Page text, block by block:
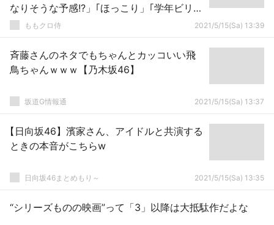
なりそうな予感!?」｢ほっこり」｢学年ビリだ
ったあーりん」
ももクロ侍 2021/5/15(Sa) 13:39
斉藤さんのネタでもちゃんとカッコいい飛
鳥ちゃんｗｗｗ【乃木坂46】
坂道G情報通 2021/5/15(Sa) 13:37
【日向坂46】濱家さん、アイドルと共演する
ときの本音がこちらw
日向坂46まとめもり～ 2021/5/15(Sa) 13:35
“シリーズものの映画”って「3」以降は大抵駄作だよな